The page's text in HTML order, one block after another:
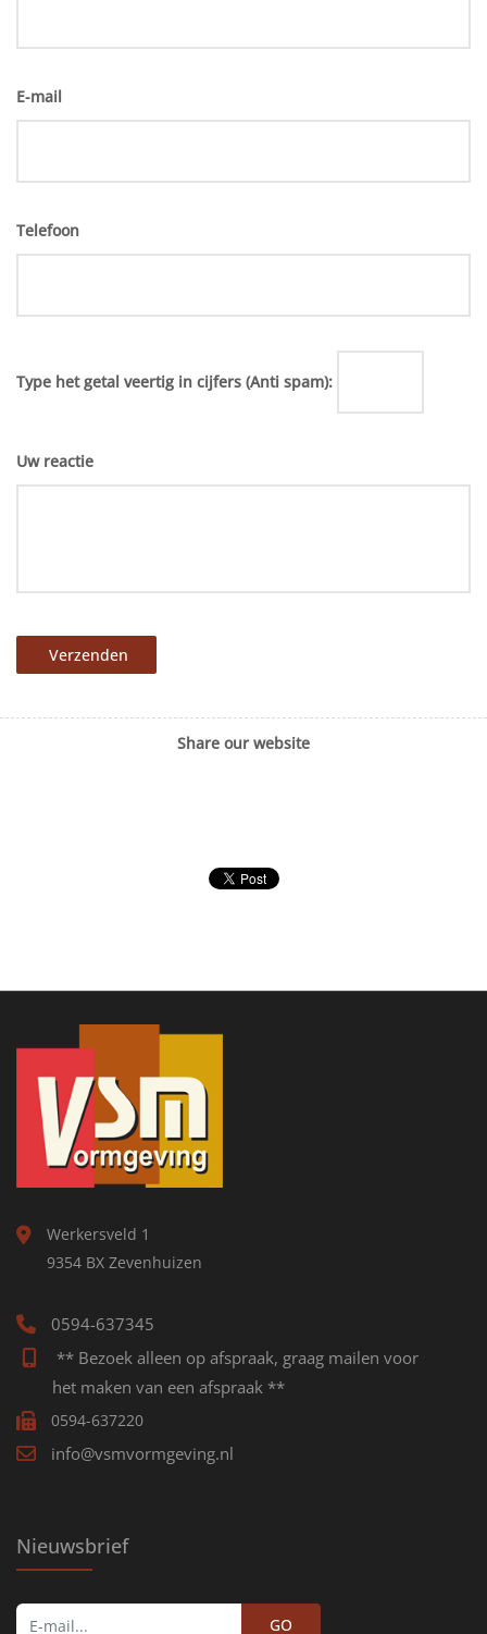
E-mail
Telefoon
Type het getal veertig in cijfers (Anti spam):
Uw reactie
Verzenden
Share our website
Werkersveld 1
9354 BX Zevenhuizen
0594-637345
** Bezoek alleen op afspraak, graag mailen voor
het maken van een afspraak **
0594-637220
info@vsmvormgeving.nl
Nieuwsbrief
GO